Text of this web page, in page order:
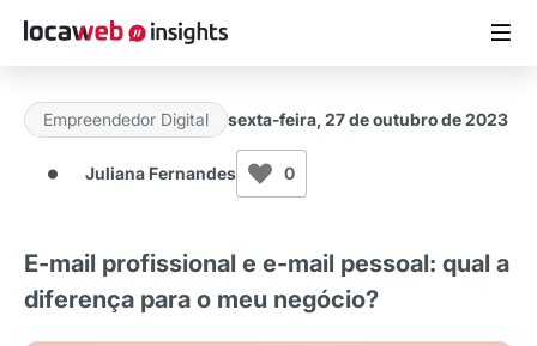
ARTIGOS
MATERIAIS GRATUITOS
ESTUDOS
Empreendedor Digital sexta-feira, 27 de outubro de 2023
Juliana Fernandes 0
E-mail profissional e e-mail pessoal: qual a
diferença para o meu negócio?